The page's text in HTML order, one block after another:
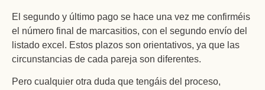
El segundo y último pago se hace una vez me confirméis
el número final de marcasitios, con el segundo envío del
listado excel. Estos plazos son orientativos, ya que las
circunstancias de cada pareja son diferentes.
Pero cualquier otra duda que tengáis del proceso,